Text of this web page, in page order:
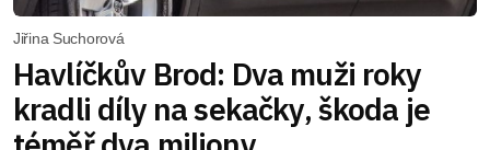
Jiřina Suchorová
Havlíčkův Brod: Dva muži roky
kradli díly na sekačky, škoda je